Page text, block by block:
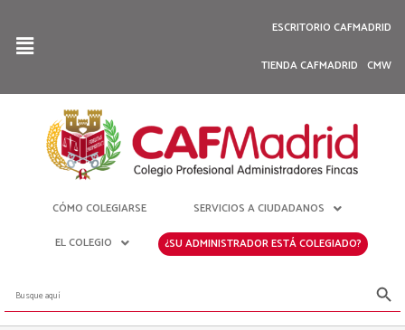
ESCRITORIO CAFMADRID
TIENDA CAFMADRID CMW
CÓMO COLEGIARSE
SERVICIOS A CIUDADANOS
EL COLEGIO
¿SU ADMINISTRADOR ESTÁ COLEGIADO?